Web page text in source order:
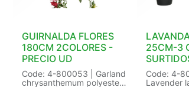
GUIRNALDA FLORES
180CM 2COLORES -
PRECIO UD
Code: 4-800053 | Garland
chrysanthemum polyester
25CM-3
Code: 4-
Lavender